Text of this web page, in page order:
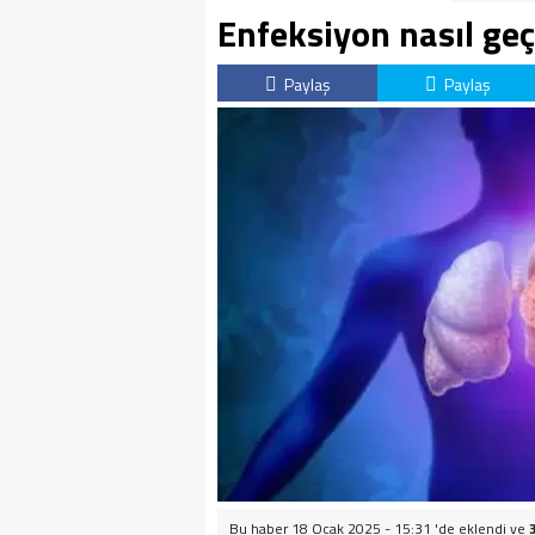
Enfeksiyon nasıl
Paylaş Paylaş
Bu haber 18 Ocak 2025 - 15:31 'de eklendi ve